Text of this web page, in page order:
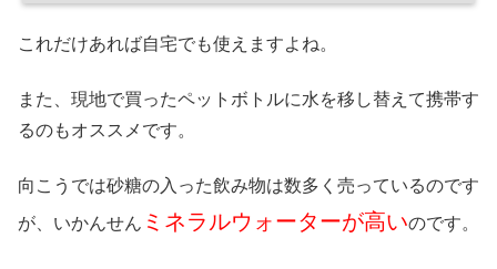
これだけあれば自宅でも使えますよね。
また、現地で買ったペットボトルに水を移し替えて携帯す
るのもオススメです。
向こうでは砂糖の入った飲み物は数多く売っているのです
が、いかんせん ミネラルウォーターが高いのです。